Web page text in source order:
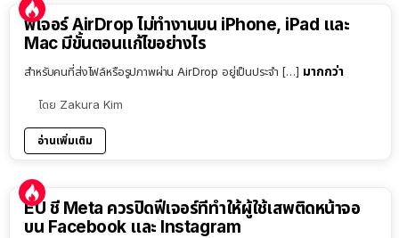
ฟีเจอร์ AirDrop ไม่ทำงานบน iPhone, iPad และ
Mac มีขั้นตอนแก้ไขอย่างไร
สำหรับคนที่ส่งไฟล์หรือรูปภาพผ่าน AirDrop อยู่เป็นประจำ […] มากกว่า
โดย Zakura Kim
อ่านเพิ่มเติม
EU ชี้ Meta ควรปิดฟีเจอร์ที่ทำให้ผู้ใช้เสพติดหน้าจอ
บน Facebook และ Instagram